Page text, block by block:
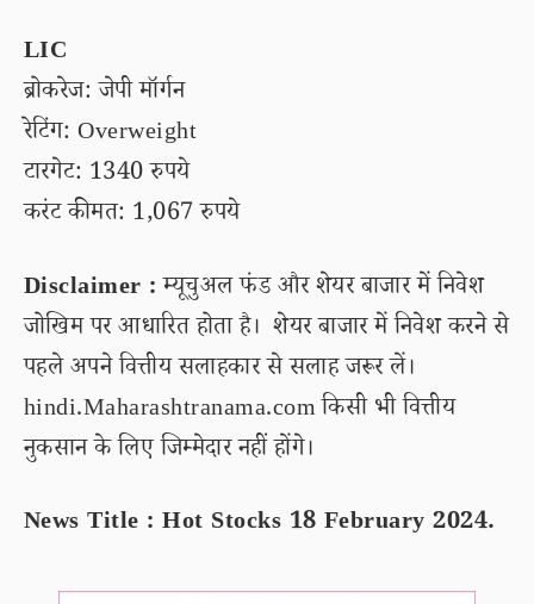
LIC
ब्रोकरेज: जेपी मॉर्गन
रेटिंग: Overweight
टारगेट: 1340 रुपये
करंट कीमत: 1,067 रुपये
Disclaimer :म्यूचुअल फंड और शेयर बाजार में निवेश
जोखिम पर आधारित होता है। शेयर बाजार में निवेश करने से
पहले अपने वित्तीय सलाहकार से सलाह जरूर लें।
hindi.Maharashtranama.com किसी भी वित्तीय
नुकसान के लिए जिम्मेदार नहीं होंगे।
News Title : Hot Stocks 18 February 2024.